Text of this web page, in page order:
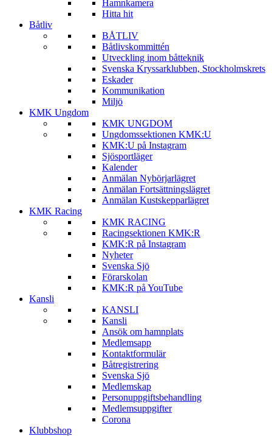
Hamnkamera
Hitta hit
Båtliv
BÅTLIV
Båtlivskommittén
Utveckling inom båtteknik
Svenska Kryssarklubben, Stockholmskrets
Eskader
Kommunikation
Miljö
KMK Ungdom
KMK UNGDOM
Ungdomssektionen KMK:U
KMK:U på Instagram
Sjösportläger
Kalender
Anmälan Nybörjarlägret
Anmälan Fortsättningslägret
Anmälan Kustskepparlägret
KMK Racing
KMK RACING
Racingsektionen KMK:R
KMK:R på Instagram
Nyheter
Svenska Sjö
Förarskolan
KMK:R på YouTube
Kansli
KANSLI
Kansli
Ansök om hamnplats
Medlemsapp
Kontaktformulär
Båtregistrering
Svenska Sjö
Medlemskap
Personuppgiftsbehandling
Medlemsuppgifter
Corona
Klubbshop